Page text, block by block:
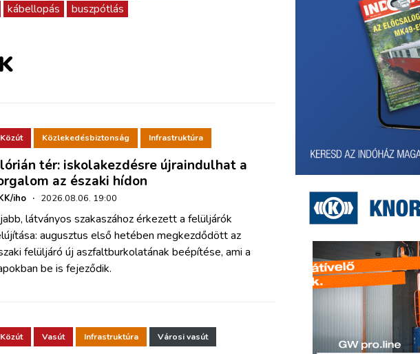
kábellopás
buszpótlás
Közút Közlekedésbiztonság Infrastruktúra
tér: iskolakezdésre újraindulhat a
az északi hídon
iho · 2026.08.06. 19:00
látványos szakaszához érkezett a felüljárók
augusztus első hetében megkezdődött az
felüljáró új aszfaltburkolatának beépítése, ami a
be is fejeződik.
Közút Vasút Infrastruktúra Városi vasút